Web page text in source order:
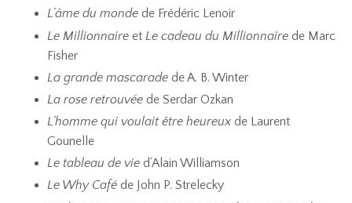
L’âme du monde de Frédéric Lenoir
Le Millionnaire et Le cadeau du Millionnaire de Marc
Fisher
La grande mascarade de A. B. Winter
La rose retrouvée de Serdar Ozkan
L’homme qui voulait être heureux de Laurent
Gounelle
Le tableau de vie d’Alain Williamson
Le Why Café de John P. Strelecky